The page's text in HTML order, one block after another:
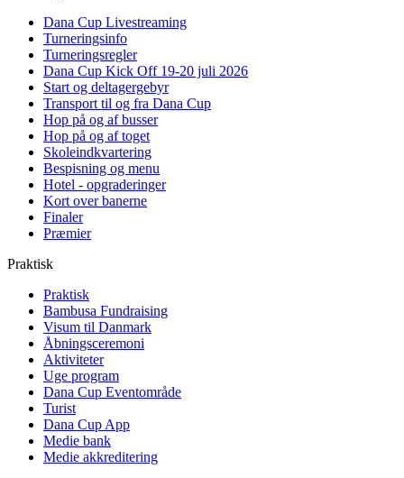
Dana Cup Livestreaming
Turneringsinfo
Turneringsregler
Dana Cup Kick Off 19-20 juli 2026
Start og deltagergebyr
Transport til og fra Dana Cup
Hop på og af busser
Hop på og af toget
Skoleindkvartering
Bespisning og menu
Hotel - opgraderinger
Kort over banerne
Finaler
Præmier
Praktisk
Praktisk
Bambusa Fundraising
Visum til Danmark
Åbningsceremoni
Aktiviteter
Uge program
Dana Cup Eventområde
Turist
Dana Cup App
Medie bank
Medie akkreditering